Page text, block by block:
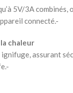
5V/3A combinés,
connecté.-
chaleur
ignifuge, assurant